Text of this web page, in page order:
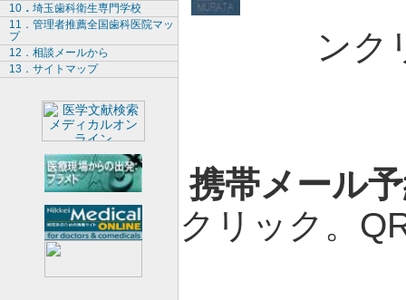
10 ． 埼玉歯科衛生専門学校
11．管理者推薦全国歯科医院マッ
プ
12．相談メールから
13．サイトマップ
ンク
携帯メール
クリック。